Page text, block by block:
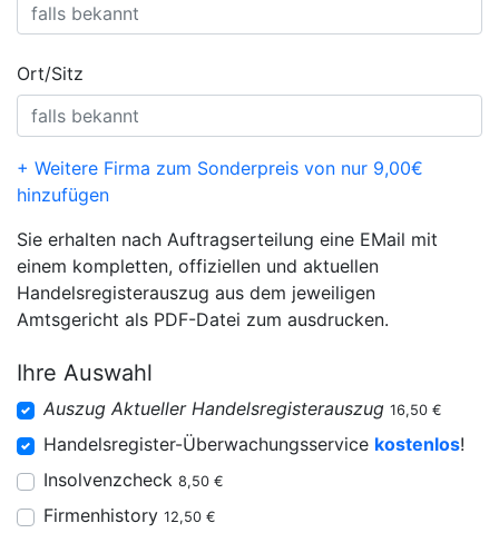
Ort/Sitz
+ Weitere Firma zum Sonderpreis von nur 9,00€
hinzufügen
Sie erhalten nach Auftragserteilung eine EMail mit
einem kompletten, offiziellen und aktuellen
Handelsregisterauszug aus dem jeweiligen
Amtsgericht als PDF-Datei zum ausdrucken.
Ihre Auswahl
Auszug Aktueller Handelsregisterauszug 16,50 €
Handelsregister-Überwachungsservice kostenlos!
Insolvenzcheck 8,50 €
Firmenhistory 12,50 €